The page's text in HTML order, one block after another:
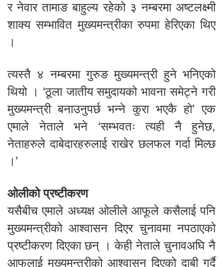
र नेवार तामाङ बाहुल्य रहेको ३ नम्बरमा अष्टलक्ष्मी
शाक्य सम्भावित मुख्यमन्त्रीका रुपमा हेरिएका थिए
।
त्यस्तै ४ नम्बरमा गुरुङ मुख्यमन्त्री हुने भनिएको
थियो । ‘ठूला जातीय समुदायको भावना समेट्ने गरी
मुख्यमन्त्री बनाउनुपर्छ भन्ने कुरा भएकै हो’ एक
एमाले नेताले भने ‘सम्भवतः त्यही नै हुनेछ,
नेताहरुले दाबेदारहरुलाई राखेर छलफल गर्दा मिल्छ
।’
ओलीको प्रष्टीकरण
यसैबीच एमाले अध्यक्ष ओलीले आफूले कसैलाई पनि
मुख्यमन्त्रीको आश्वासन दिएर चुनावमा नपठाएको
प्रष्टीकरण दिएका छन् । केही नेताले चुनावअघि नै
आफूलाई मुख्यमन्त्रीको आश्वासन दिएको दाबी गर्दै